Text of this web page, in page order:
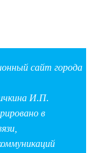
сайт города
И.П.
в